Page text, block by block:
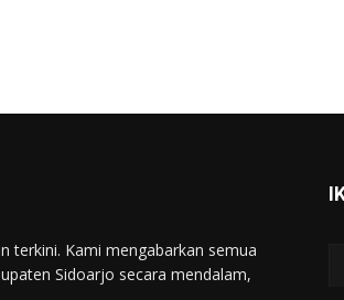
terkini. Kami mengabarkan semua
Sidoarjo secara mendalam,